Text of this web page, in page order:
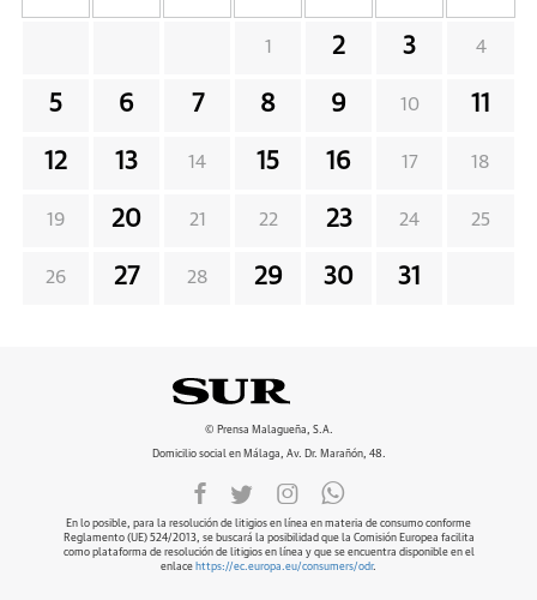
1 2 3 4
5 6 7 8 9 10 11
12 13 14 15 16 17 18
19 20 21 22 23 24 25
26 27 28 29 30 31
© Prensa Malagueña, S.A.
Domicilio social en Málaga, Av. Dr. Marañón, 48.
En lo posible, para la resolución de litigios en línea en materia de consumo conforme
Reglamento (UE) 524/2013, se buscará la posibilidad que la Comisión Europea facilita
como plataforma de resolución de litigios en línea y que se encuentra disponible en el
enlace https://ec.europa.eu/consumers/odr.